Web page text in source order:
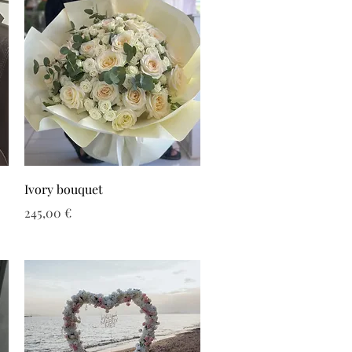
Ivory bouquet
Τιμή
245,00 €